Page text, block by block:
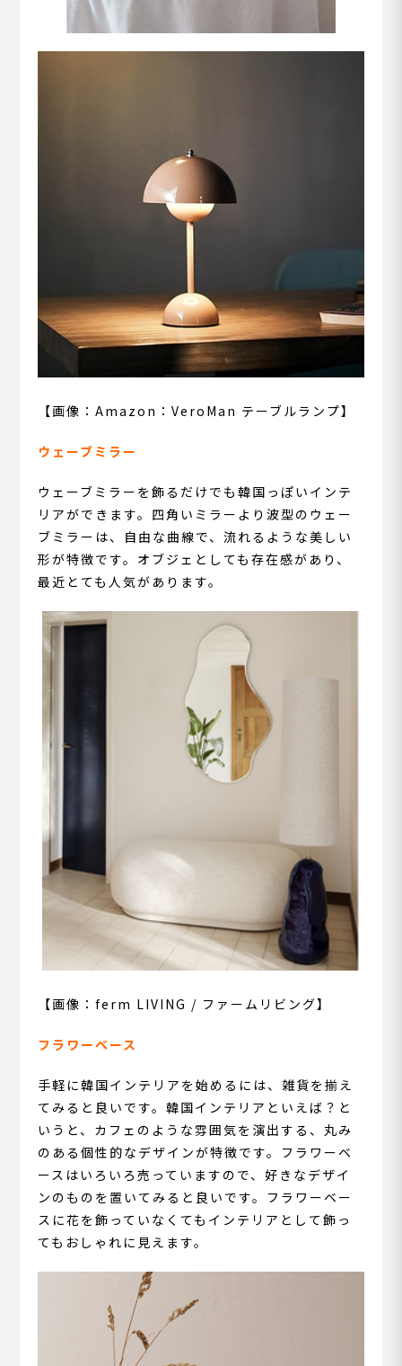
【画像：Amazon：VeroMan テーブルランプ】
ウェーブミラー
ウェーブミラーを飾るだけでも韓国っぽいインテ
リアができます。四角いミラーより波型のウェー
ブミラーは、自由な曲線で、流れるような美しい
形が特徴です。オブジェとしても存在感があり、
最近とても人気があります。
【画像：ferm LIVING / ファームリビング】
フラワーベース
手軽に韓国インテリアを始めるには、雑貨を揃え
てみると良いです。韓国インテリアといえば？と
いうと、カフェのような雰囲気を演出する、丸み
のある個性的なデザインが特徴です。フラワーベ
ースはいろいろ売っていますので、好きなデザイ
ンのものを置いてみると良いです。フラワーベー
スに花を飾っていなくてもインテリアとして飾っ
てもおしゃれに見えます。